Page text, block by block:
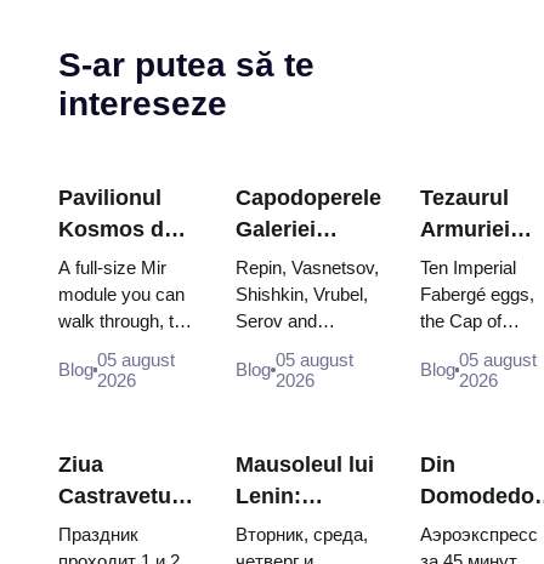
S-ar putea să te
intereseze
Pavilionul
Kosmos de
la VDNKh: în
cea mai mare
expoziție
spațială a
Rusiei
A full-size Mir
module you can
walk through, the
model, scorched
120 pieces of
Blog05 august
2026
Capodoperele
Galeriei
Tretyakov:
Picturile
pentru care
merită să
planificați
Repin, Vasnetsov,
Shishkin, Vrubel,
Serov and
works that stop
why booking the...
Blog 05 august
2026
Tezaurul
Armuriei
ouăle
Fabergé,
tronurile și
hainele de
Ten Imperial
Fabergé eggs,
the Cap of
double throne
coronation
Blog05 august
2026
Ziua
Castravetului
din Suzdal
2026: bilete,
Праздник
Mausoleul lui
Lenin:
program de
lucru, intrare
Вторник, среда,
Din
în centrul
Moscovei:
Аэроэкспресс